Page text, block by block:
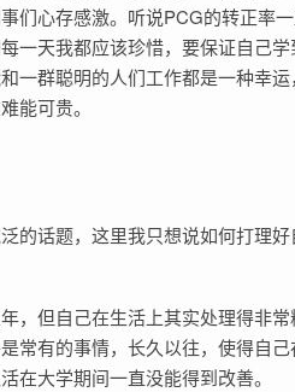
们心存感激。听说PCG的转正率
一天我都应该珍惜，要保证自己
一群聪明的人们工作都是一种幸
能可贵。
的话题，这里我只想说如何打理
，但自己在生活上其实处理得非
常有的事情，长久以往，使得自
大学期间一直没能得到改善。